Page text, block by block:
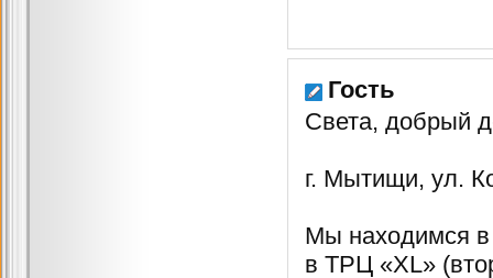
Гость
Света, добрый
г. Мытищи, ул.
Мы находимся
в ТРЦ «XL»